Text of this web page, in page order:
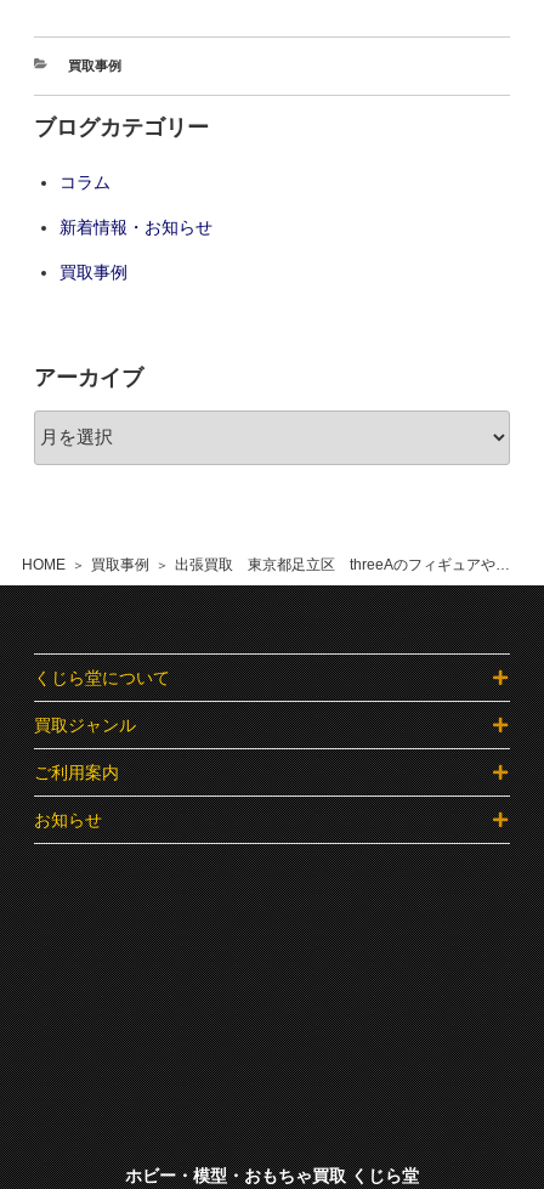
HOME 買取事例 出張買取 東京都足立区 threeAのフィギュアやプラモデル等 約30点
買取事例
ブログカテゴリー
コラム
新着情報・お知らせ
買取事例
アーカイブ
くじら堂について
買取ジャンル
ご利用案内
お知らせ
ホビー・模型・おもちゃ買取 くじら堂